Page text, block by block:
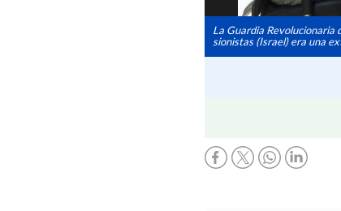
La Guardia Revolucionaria
sionistas (Israel) era una